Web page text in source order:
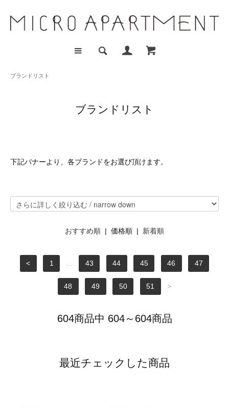
ブランドリスト
ブランドリスト
下記バナーより、各ブランドをお選び頂けます。
おすすめ順 | 価格順 | 新着順
< 1 43 44 45 46 47
48 49 50 51 >
604商品中 604～604商品
最近チェックした商品